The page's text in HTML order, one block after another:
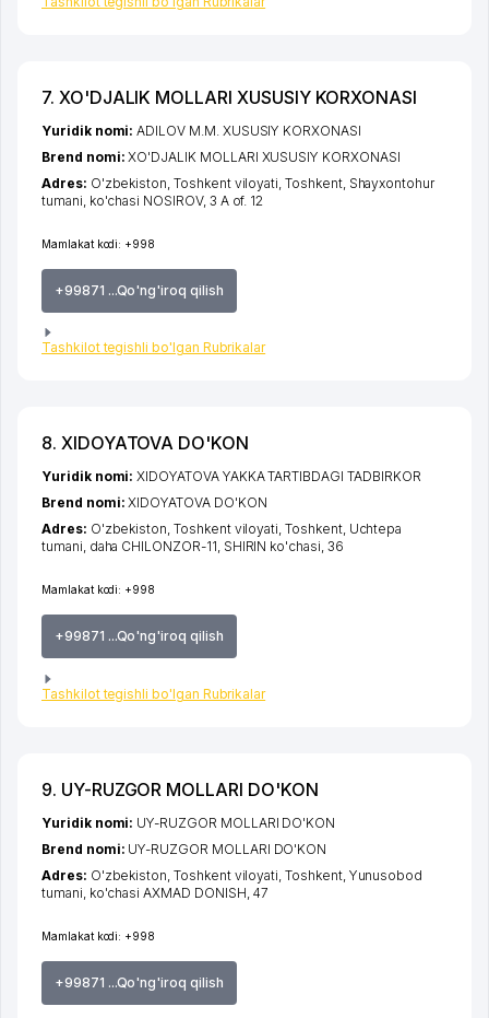
7. XO'DJALIK MOLLARI XUSUSIY KORXONASI
Mamlakat kodi: +998
+99871 ...Qo'ng'iroq qilish
Tashkilot tegishli bo'lgan Rubrikalar
Yuridik nomi:ADILOV M.M. XUSUSIY KORXONASI
Brend nomi:XO'DJALIK MOLLARI XUSUSIY KORXONASI
Adres: O'zbekiston,Toshkent viloyati,Toshkent, Shayxontohur
tumani, ko'chasi NOSIROV, 3 A of. 12
8. XIDOYATOVA DO'KON
Mamlakat kodi: +998
+99871 ...Qo'ng'iroq qilish
Tashkilot tegishli bo'lgan Rubrikalar
Yuridik nomi:XIDOYATOVA YAKKA TARTIBDAGI TADBIRKOR
Brend nomi:XIDOYATOVA DO'KON
Adres: O'zbekiston,Toshkent viloyati,Toshkent, Uchtepa
tumani, daha CHILONZOR-11, SHIRIN ko'chasi, 36
9. UY-RUZGOR MOLLARI DO'KON
Mamlakat kodi: +998
+99871 ...Qo'ng'iroq qilish
Yuridik nomi: UY-RUZGOR MOLLARI DO'KON
Brend nomi: UY-RUZGOR MOLLARI DO'KON
Adres: O'zbekiston,Toshkent viloyati ,Toshkent, Yunusobod
tumani ko'chasi AXMAD DONISH , 47